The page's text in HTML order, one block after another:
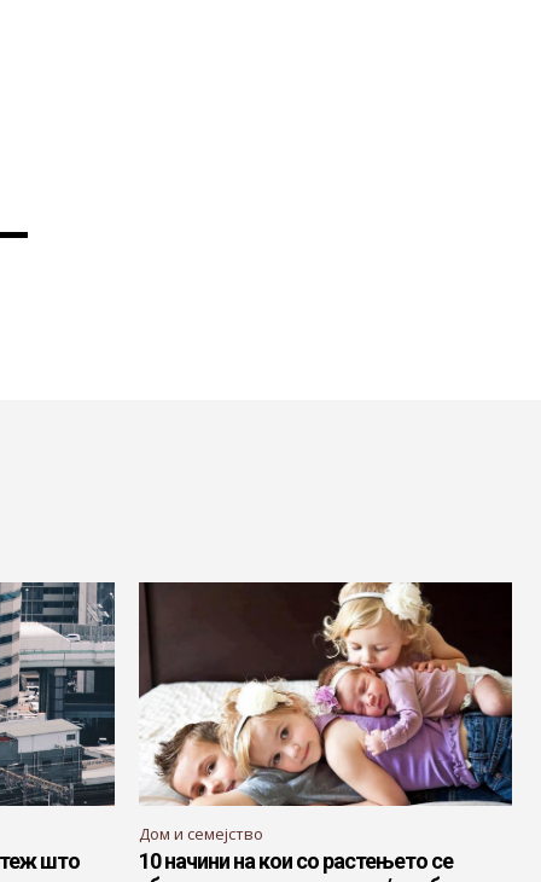
што
Дом и семејство
10 начини на кои со растењето се